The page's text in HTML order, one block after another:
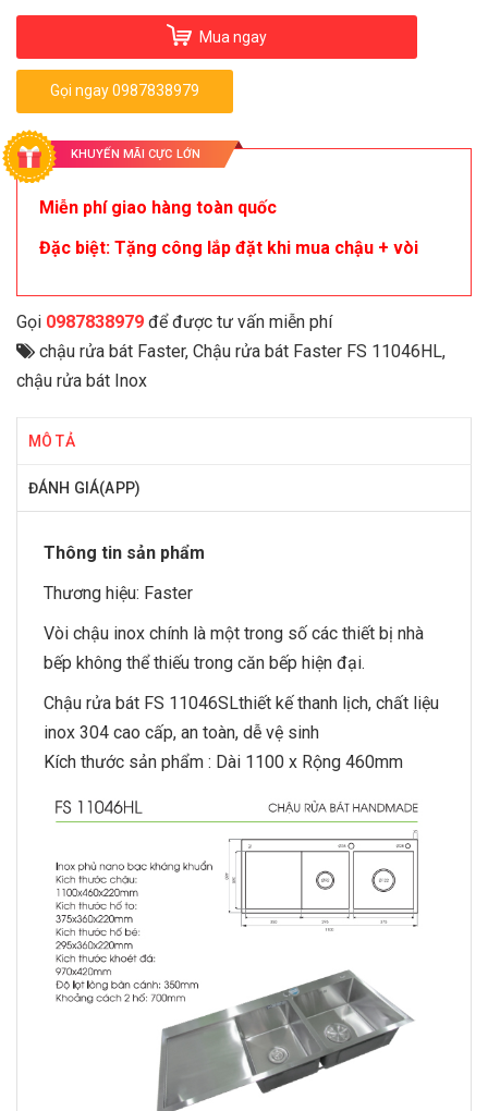
Mua ngay
Gọi ngay 0987838979
KHUYẾN MÃI CỰC LỚN
Miễn phí giao hàng toàn quốc
Đặc biệt: Tặng công lắp đặt khi mua chậu + vòi
Gọi 0987838979 để được tư vấn miễn phí
chậu rửa bát Faster, Chậu rửa bát Faster FS 11046HL,
chậu rửa bát Inox
MÔ TẢ
ĐÁNH GIÁ(APP)
Thông tin sản phẩm
Thương hiệu: Faster
Vòi chậu inox chính là một trong số các thiết bị nhà
bếp không thể thiếu trong căn bếp hiện đại.
Chậu rửa bát FS 11046SLthiết kế thanh lịch, chất liệu
inox 304 cao cấp, an toàn, dễ vệ sinh
Kích thước sản phẩm : Dài 1100 x Rộng 460mm